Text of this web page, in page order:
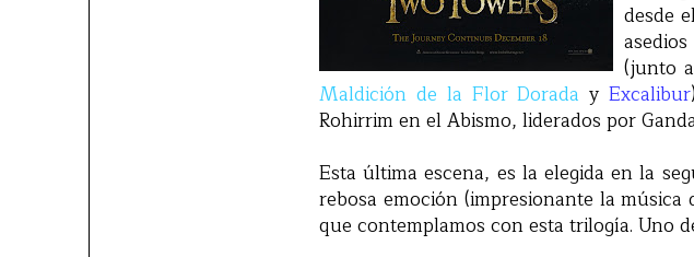
desde
(junto
Maldición de la Flor Dorada y Excalibur
Rohirrim en el Abismo, liderados por
Esta última escena, es la elegida en la
rebosa emoción (impresionante la
que contemplamos con esta trilogía. Uno